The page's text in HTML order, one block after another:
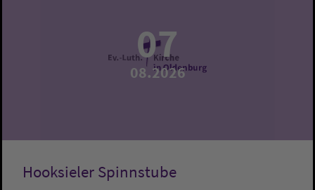
07
08.2026
Hooksieler Spinnstube